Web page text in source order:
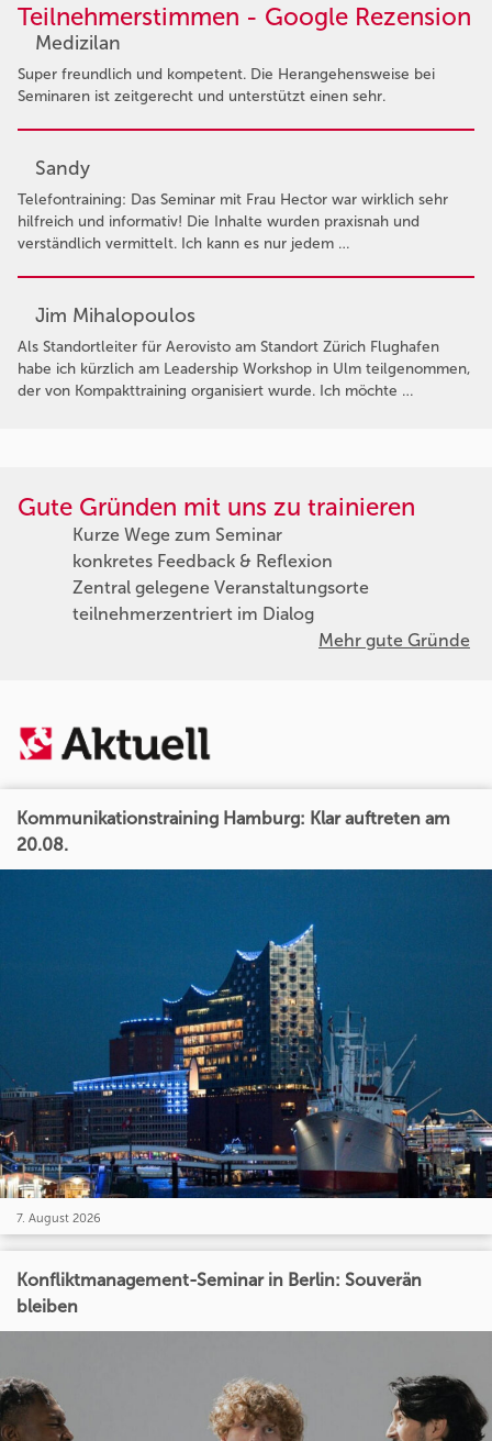
Teilnehmerstimmen - Google Rezension
Medizilan
Super freundlich und kompetent. Die Herangehensweise bei
Seminaren ist zeitgerecht und unterstützt einen sehr.
Sandy
Telefontraining: Das Seminar mit Frau Hector war wirklich sehr
hilfreich und informativ! Die Inhalte wurden praxisnah und
verständlich vermittelt. Ich kann es nur jedem …
Jim Mihalopoulos
Als Standortleiter für Aerovisto am Standort Zürich Flughafen
habe ich kürzlich am Leadership Workshop in Ulm teilgenommen,
der von Kompakttraining organisiert wurde. Ich möchte …
Gute Gründen mit uns zu trainieren
Kurze Wege zum Seminar
konkretes Feedback & Reflexion
Zentral gelegene Veranstaltungsorte
teilnehmerzentriert im Dialog
Mehr gute Gründe
Kommunikationstraining Hamburg: Klar auftreten am
20.08.
7. August 2026
Konfliktmanagement-Seminar in Berlin: Souverän
bleiben